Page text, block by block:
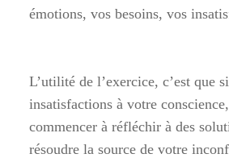
émotions, vos besoins, vos
L’utilité de l’exercice, c’est que
insatisfactions à votre
commencer à réfléchir à des
résoudre la source de votre